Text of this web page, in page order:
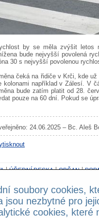
by se měla zvýšit letos
bude nejvyšší povolená
30 s nejvyšší povolenou
čeká na řidiče v Krči, kde
kolonami například v Zálesí. V
bude zatím platit od 28.
pouze na 60 dní. Pokud se
24.06.2025 – Bc. Aleš
ÚŘEDNÍ DESKA OBČAN
přepojování!
Staška 2059/80b, 140 46
soubory cookies,
jsou nezbytné pro
cookies, které